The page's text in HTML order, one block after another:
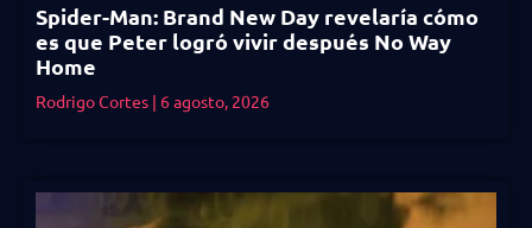
Spider-Man: Brand New Day revelaría cómo
es que Peter logró vivir después No Way
Home
Rodrigo Cortes 6 agosto, 2026